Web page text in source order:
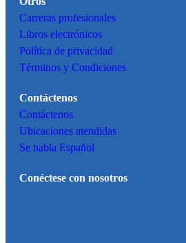
Carreras profesionales
Libros electrónicos
Política de privacidad
Términos y Condiciones
Contáctenos
Contáctenos
Ubicaciones atendidas
Se habla Español
Conéctese con nosotros